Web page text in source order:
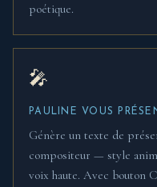
poétique.
🎤
PAULINE VOUS
Génère un texte de
compositeur — style
voix haute. Avec bouton